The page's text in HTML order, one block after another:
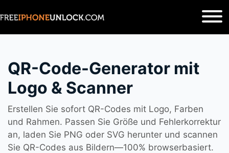
QR-Code-Generator mit
Logo & Scanner
Erstellen Sie sofort QR-Codes mit Logo, Farben
und Rahmen. Passen Sie Größe und Fehlerkorrektur
an, laden Sie PNG oder SVG herunter und scannen
Sie QR-Codes aus Bildern—100% browserbasiert.